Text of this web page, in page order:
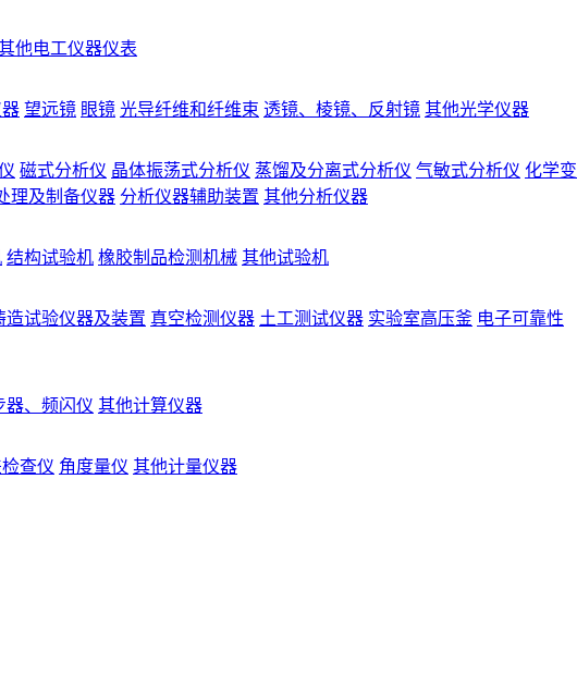
他电工仪器仪表
望远镜 眼镜 光导纤维和纤维束 透镜、棱镜、反射镜 其他光学仪器
磁式分析仪 晶体振荡式分析仪 蒸馏及分离式分析仪 气敏式分析仪 化学变
理及制备仪器 分析仪器辅助装置 其他分析仪器
结构试验机 橡胶制品检测机械 其他试验机
造试验仪器及装置 真空检测仪器 土工测试仪器 实验室高压釜 电子可靠性
器、频闪仪 其他计算仪器
查仪 角度量仪 其他计量仪器